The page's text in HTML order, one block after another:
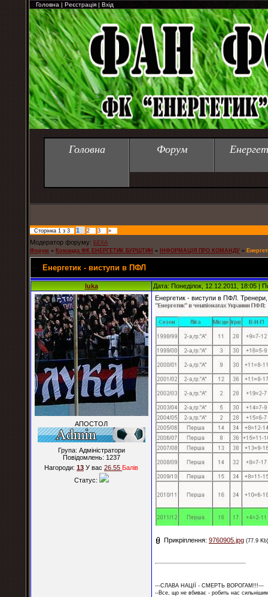
Головна | Реєстрація | Вхід
Головна Форум
Сторінка 1 з 3 1 2 3 »
Модератор форуму: БЕХА
Форум » Команда ФК ЕНЕРГЕТИК БУРШТИН » ІНФОРМАЦІЯ ПРО КОМАНДУ »
Енергетик - виступи в ПФЛ
luka Дата: Понеділок, 12.12.2011, 18:05 |
АПОСТОЛ
Група: Адміністратори
Повідомлень: 1237
Нагороди: 13 У вас 26.55 Балiв
Статус:
Енергетик - виступи в ПФЛ.
Прикріплення: 9760905.jpg (77.9 Kb)
---СЛАВА НАЦІЇ - СМЕРТЬ ВОРОГАМ!!!---
--Все, що не вбиває - робить нас